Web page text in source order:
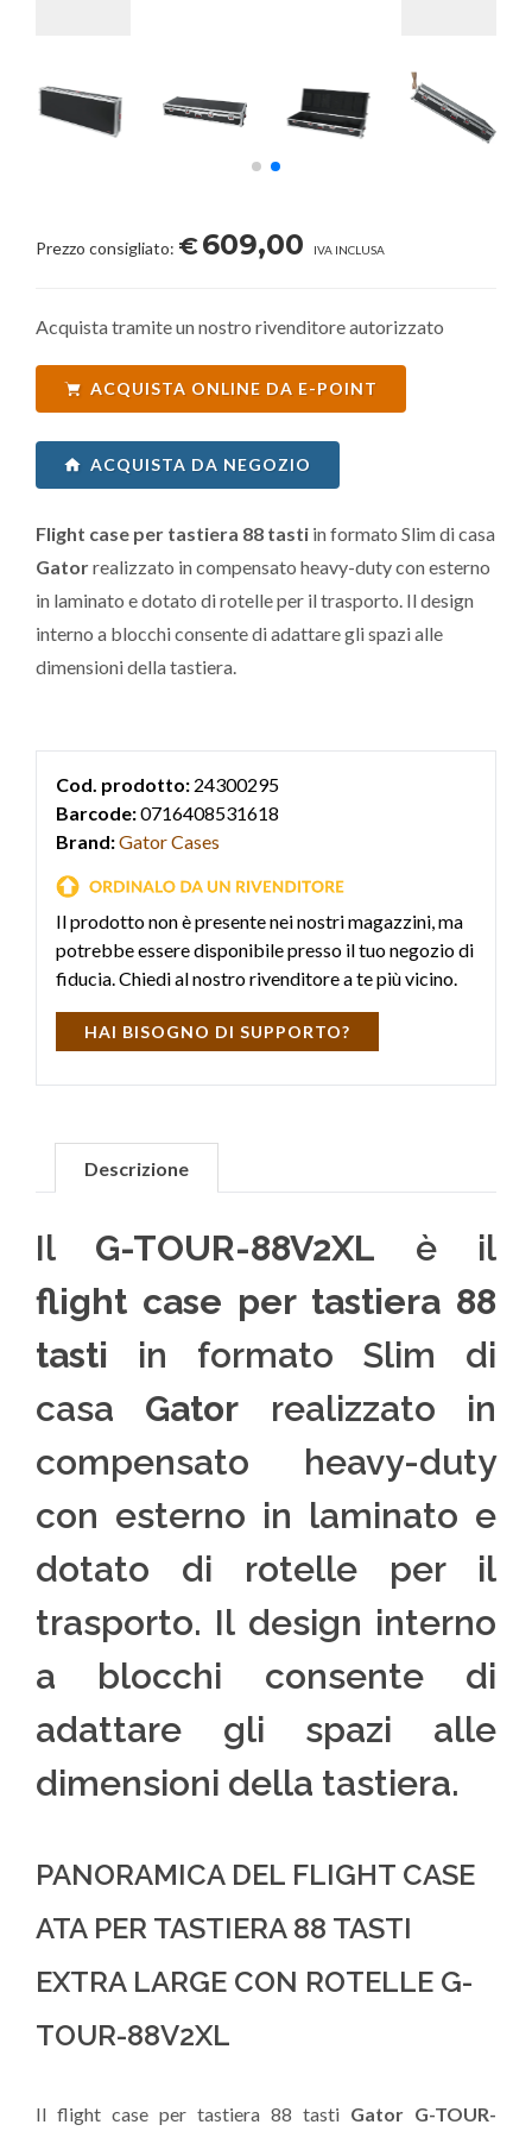
Prezzo consigliato: €609,00 IVA INCLUSA
Acquista tramite un nostro rivenditore autorizzato
ACQUISTA ONLINE DA E-POINT
ACQUISTA DA NEGOZIO
Flight case per tastiera 88 tasti in formato Slim di casa
Gatorrealizzato in compensato heavy-duty con esterno
in laminato e dotato di rotelle per il trasporto. Il design
interno a blocchi consente di adattare gli spazi alle
dimensioni della tastiera.
Cod. prodotto: 24300295
Barcode:0716408531618
Brand:Gator Cases
Il prodotto non è presente nei nostri magazzini, ma
potrebbe essere disponibile presso il tuo negozio di
fiducia. Chiedi al nostro rivenditore a te più vicino.
HAI BISOGNO DI SUPPORTO?
Descrizione
Il G-TOUR-88V2XL è il
flight case per tastiera 88
tasti in formato Slim di
casa Gator realizzato in
compensato heavy-duty
con esterno in laminato e
dotato di rotelle per il
trasporto. Il design interno
a blocchi consente di
adattare gli spazi alle
dimensioni della tastiera.
PANORAMICA DEL FLIGHT CASE
ATA PER TASTIERA 88 TASTI
EXTRA LARGE CON ROTELLE G-
TOUR-88V2XL
Il flight case per tastiera 88 tasti Gator G-TOUR-